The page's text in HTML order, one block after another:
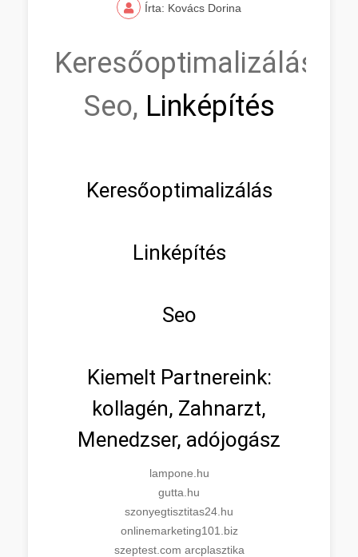
Írta: Kovács Dorina
Keresőoptimalizálás,
Seo, Linképítés
Keresőoptimalizálás
Linképítés
Seo
Kiemelt Partnereink:
kollagén, Zahnarzt,
Menedzser, adójogász
lampone.hu
gutta.hu
szonyegtisztitas24.hu
onlinemarketing101.biz
szeptest.com arcplasztika